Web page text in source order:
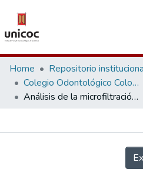
Communities & Collections
Research Outputs
People
Home
Colegio Odontológico Colombiano
Análisis de la microfiltración y resistencia compresiva comparando tres reconstructores de muñones y tres medios cementantes usando dos tipos de postes prefabricados. Un estudio in-vitro
Información de